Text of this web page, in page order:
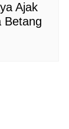
Ajak
Betang